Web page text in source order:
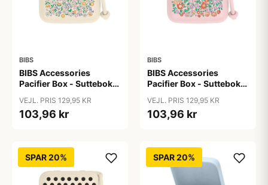
BIBS
BIBS Accessories
Pacifier Box - Sutteboks
Meadow/Ivory
VEJL. PRIS 129,95 KR
103,96 kr
BIBS
BIBS Accessories
Pacifier Box - Sutteboks
Meadow/Blossom
VEJL. PRIS 129,95 KR
103,96 kr
SPAR 20% SPAR 20%